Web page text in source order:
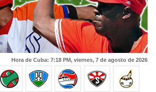
Hora de Cuba: 7:18 PM, viernes, 7 de agosto de 2026